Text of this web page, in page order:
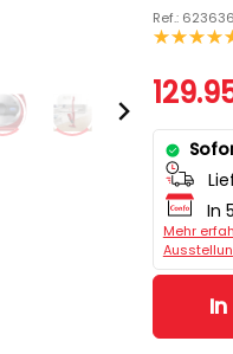
Ref.: 623636
In
Mehr